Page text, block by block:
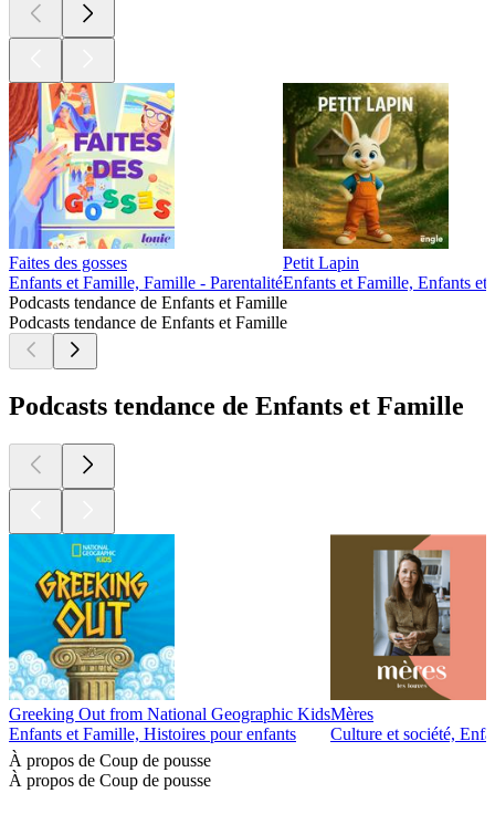
Faites des gosses
Enfants et Famille, Famille - Parentalité
Petit Lapin
Enfants et Famille, Enfants
Podcasts tendance de Enfants et Famille
Podcasts tendance de Enfants et Famille
Podcasts tendance de Enfants et Famille
Greeking Out from National Geographic Kids
Enfants et Famille, Histoires pour enfants
Mères
Culture et société,
À propos de Coup de pousse
À propos de Coup de pousse